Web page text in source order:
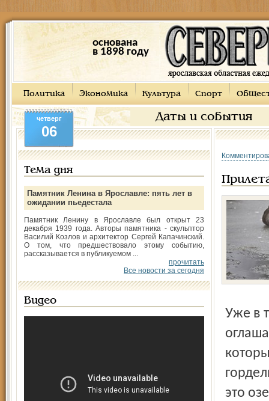
основана
в 1898 году
Политика Экономика Культура Спорт
Даты и события
четверг
06
Тема дня
Памятник Ленина в Ярославле: пять лет в
ожидании пьедестала
Памятник Ленину в Ярославле был открыт 23
декабря 1939 года. Авторы памятника - скульптор
Василий Козлов и архитектор Сергей Капачинский.
О том, что предшествовало этому событию,
рассказывается в публикуемом ...
прочитать
Все новости за сегодня
Видео
Уже в течение десяти лет брагинские окрестности
это